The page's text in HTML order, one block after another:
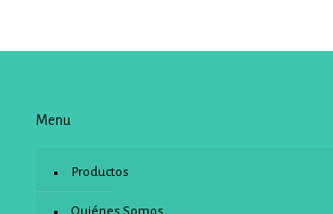
Menu
Productos